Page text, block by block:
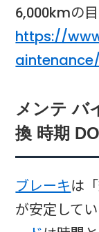
6,000kmの目
https://
メンテ バ
換 時期
ブレーキは
が安定して